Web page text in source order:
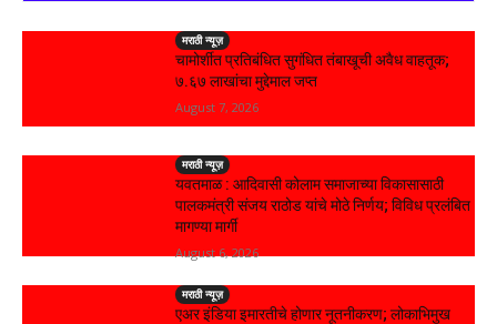
मराठी न्यूज़
चामोर्शीत प्रतिबंधित सुगंधित तंबाखूची अवैध वाहतूक;
₹७.६७ लाखांचा मुद्देमाल जप्त
August 7, 2026
मराठी न्यूज़
यवतमाळ : आदिवासी कोलाम समाजाच्या विकासासाठी
पालकमंत्री संजय राठोड यांचे मोठे निर्णय; विविध प्रलंबित
मागण्या मार्गी
August 6, 2026
मराठी न्यूज़
एअर इंडिया इमारतीचे होणार नूतनीकरण; लोकाभिमुख